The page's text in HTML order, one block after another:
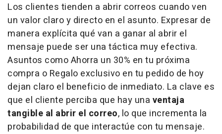
Los clientes tienden a abrir correos cuando ven
un valor claro y directo en el asunto. Expresar de
manera explícita qué van a ganar al abrir el
mensaje puede ser una táctica muy efectiva.
Asuntos como Ahorra un 30% en tu próxima
compra o Regalo exclusivo en tu pedido de hoy
dejan claro el beneficio de inmediato. La clave es
que el cliente perciba que hay una ventaja
tangible al abrir el correo, lo que incrementa la
probabilidad de que interactúe con tu mensaje.